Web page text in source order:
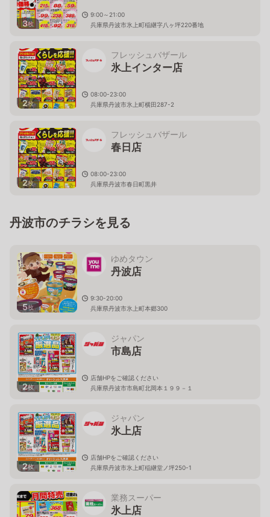
3枚
9:00～21:00
兵庫県丹波市氷上町稲継字八ヶ坪220番地
2枚
フレッシュバザール
氷上インター店
08:00-23:00
兵庫県丹波市氷上町横田287-2
2枚
フレッシュバザール
春日店
08:00-23:00
兵庫県丹波市春日町黒井
丹波市のチラシを見る
5枚
ゆめタウン
丹波店
9:30-20:00
兵庫県丹波市氷上町本郷300
2枚
ジャパン
市島店
店舗HPをご確認ください
兵庫県丹波市市島町北岡本１９９－１
2枚
ジャパン
氷上店
店舗HPをご確認ください
兵庫県丹波市氷上町稲継堂ノ坪250-1
業務スーパー
氷上店